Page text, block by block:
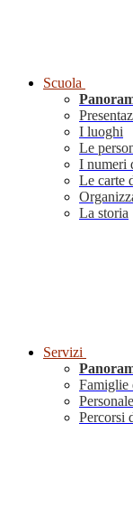
Scuola
I luoghi
Le
I numeri
Le carte
La storia
Servizi
Famiglie
Percorsi